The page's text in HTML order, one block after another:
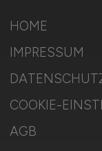
HOME
IMPRESSUM
COOKIE-
AGB